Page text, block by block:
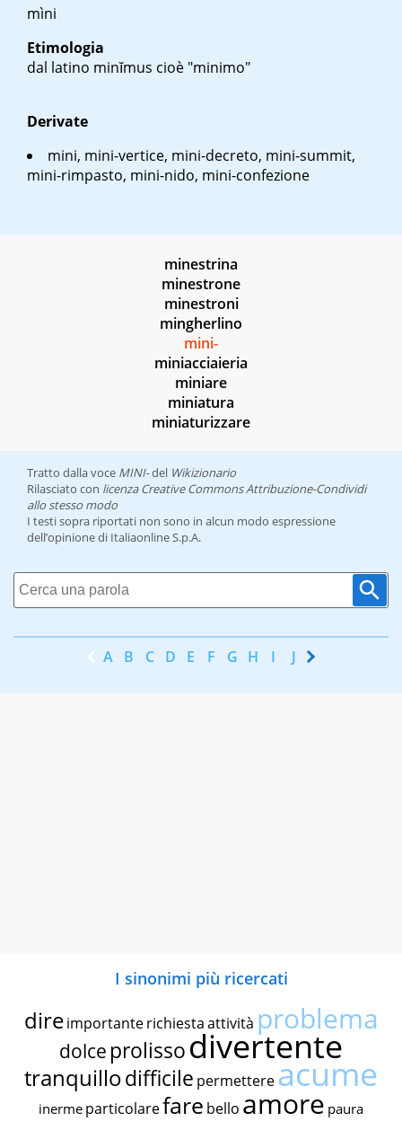
mìni
Etimologia
dal latino minĭmus cioè "minimo"
Derivate
mini, mini-vertice, mini-decreto, mini-summit,
mini-rimpasto, mini-nido, mini-confezione
minestrina
minestrone
minestroni
mingherlino
mini-
miniacciaieria
miniare
miniatura
miniaturizzare
Tratto dalla voce MINI-del Wikizionario
Rilasciato con licenza Creative Commons Attribuzione-Condividi
allo stesso modo
I testi sopra riportati non sono in alcun modo espressione
dell’opinione di Italiaonline S.p.A.
A B C D E F G H I J K
I sinonimi più ricercati
dire importante richiestaattività problema
dolce prolissodivertente
tranquillodifficile permettereacume
inerme particolarefare bello amore paura